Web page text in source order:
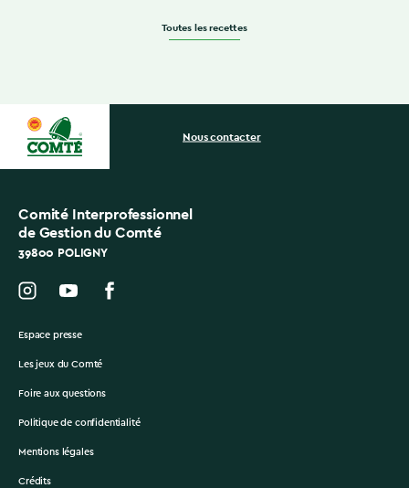
Toutes les recettes
Comité Interprofessionnel
de Gestion du Comté
39800 POLIGNY
Nous contacter
Espace presse
Les jeux du Comté
Foire aux questions
Politique de confidentialité
Mentions légales
Crédits